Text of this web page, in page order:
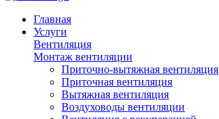
Главная
Услуги
Вентиляция
Монтаж вентиляции
Приточно-вытяжная вентиляция
Приточная вентиляция
Вытяжная вентиляция
Воздуховоды вентиляции